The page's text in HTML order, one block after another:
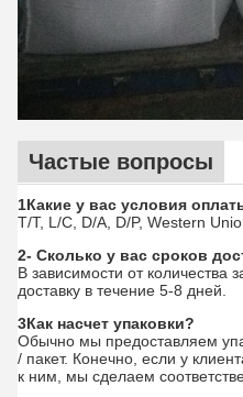
Частые вопросы
1Какие у вас условия
T/T, L/C, D/A, D/P, Western
2- Сколько у вас сроков
В зависимости от количества
доставку в течение 5-8 дней.
3Как насчет упаковки?
Обычно мы предоставляем
/ пакет. Конечно, если у
к ним, мы сделаем